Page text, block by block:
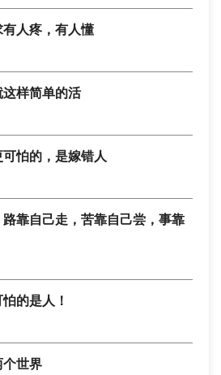
人疼，有人懂
样简单的活
怕的，是嫁错人
靠自己走，苦靠自己尝，事靠
的是人！
个世界